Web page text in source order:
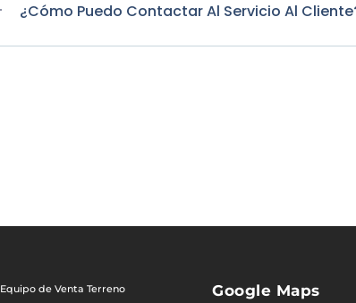
¿Cómo Puedo Contactar Al Servicio Al
Equipo de Venta Terreno Google Maps